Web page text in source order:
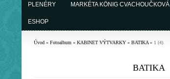
PLENÉRY MARKÉTA KÖNIG CVACHOUČKOVÁ
ESHOP
Úvod » Fotoalbum » KABINET VÝTVARKY » BATIKA» 1 (4)
BATIKA